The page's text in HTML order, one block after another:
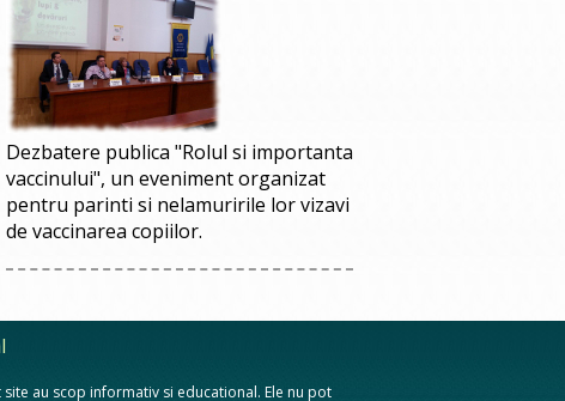
Dezbatere publica "Rolul si importanta
vaccinului", un eveniment organizat
pentru parinti si nelamuririle lor vizavi
de vaccinarea copiilor.
au scop informativ si educational. Ele nu pot